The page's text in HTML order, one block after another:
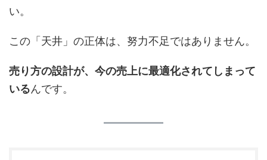
い。
この「天井」の正体は、努力不足ではありません。
売り方の設計が、今の売上に最適化されてしまって
いるんです。